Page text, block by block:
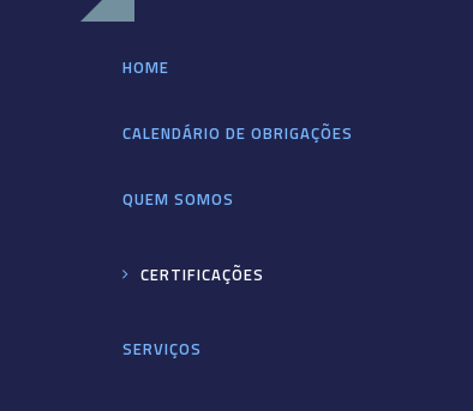
HOME
CALENDÁRIO DE OBRIGAÇÕES
QUEM SOMOS
CERTIFICAÇÕES
SERVIÇOS